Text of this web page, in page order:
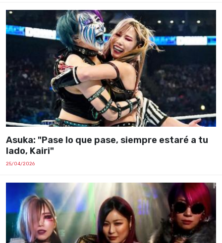
Asuka: "Pase lo que pase, siempre estaré a tu
lado, Kairi"
25/04/2026